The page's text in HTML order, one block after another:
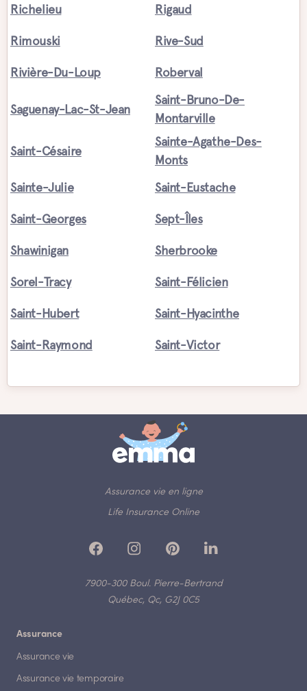
Richelieu Rigaud
Rimouski Rive-Sud
Rivière-Du-Loup Roberval
Saguenay-Lac-St-Jean
Saint-Bruno-De-
Montarville
Saint-Césaire
Sainte-Agathe-Des-
Monts
Sainte-Julie
Saint-Eustache
Saint-Georges Sept-Îles
Shawinigan Sherbrooke
Sorel-Tracy Saint-Félicien
Saint-Hubert Saint-Hyacinthe
Saint-Raymond Saint-Victor
Assurance vie en ligne
Life Insurance Online
7900-300 Boul. Pierre-Bertrand
Québec, Qc, G2J 0C5
Assurance
Assurance vie
Assurance vie temporaire